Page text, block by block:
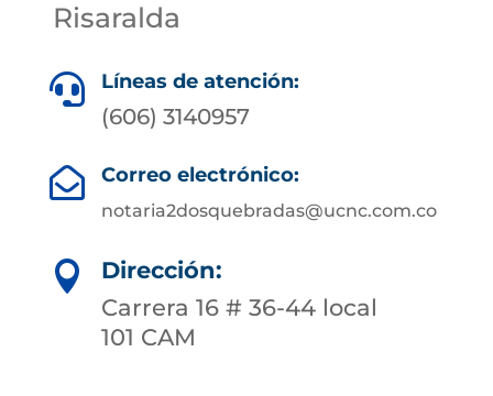
Risaralda
 Líneas de atención:
(606) 3140957
 Correo electrónico:
notaria2dosquebradas@ucnc.com.co

Dirección:
Carrera 16 # 36-44 local
101 CAM